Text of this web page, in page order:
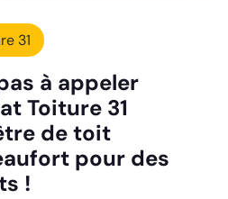
31
à appeler
Toiture 31
de toit
pour des
!